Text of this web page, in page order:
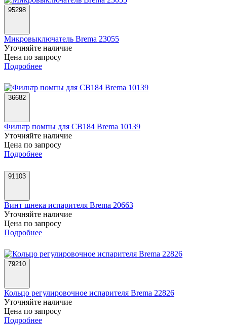
95298
Микровыключатель Brema 23055
Уточняйте наличие
Цена по запросу
Подробнее
36682
Фильтр помпы для CB184 Brema 10139
Уточняйте наличие
Цена по запросу
Подробнее
91103
Винт шнека испарителя Brema 20663
Уточняйте наличие
Цена по запросу
Подробнее
79210
Кольцо регулировочное испарителя Brema 22826
Уточняйте наличие
Цена по запросу
Подробнее